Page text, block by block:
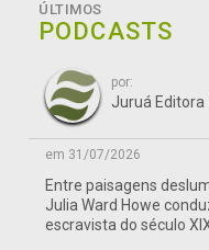
ÚLTIMOS
PODCASTS
por:
Juruá Editora
em 31/07/2026
Entre paisagens
Julia Ward Howe
escravista do século